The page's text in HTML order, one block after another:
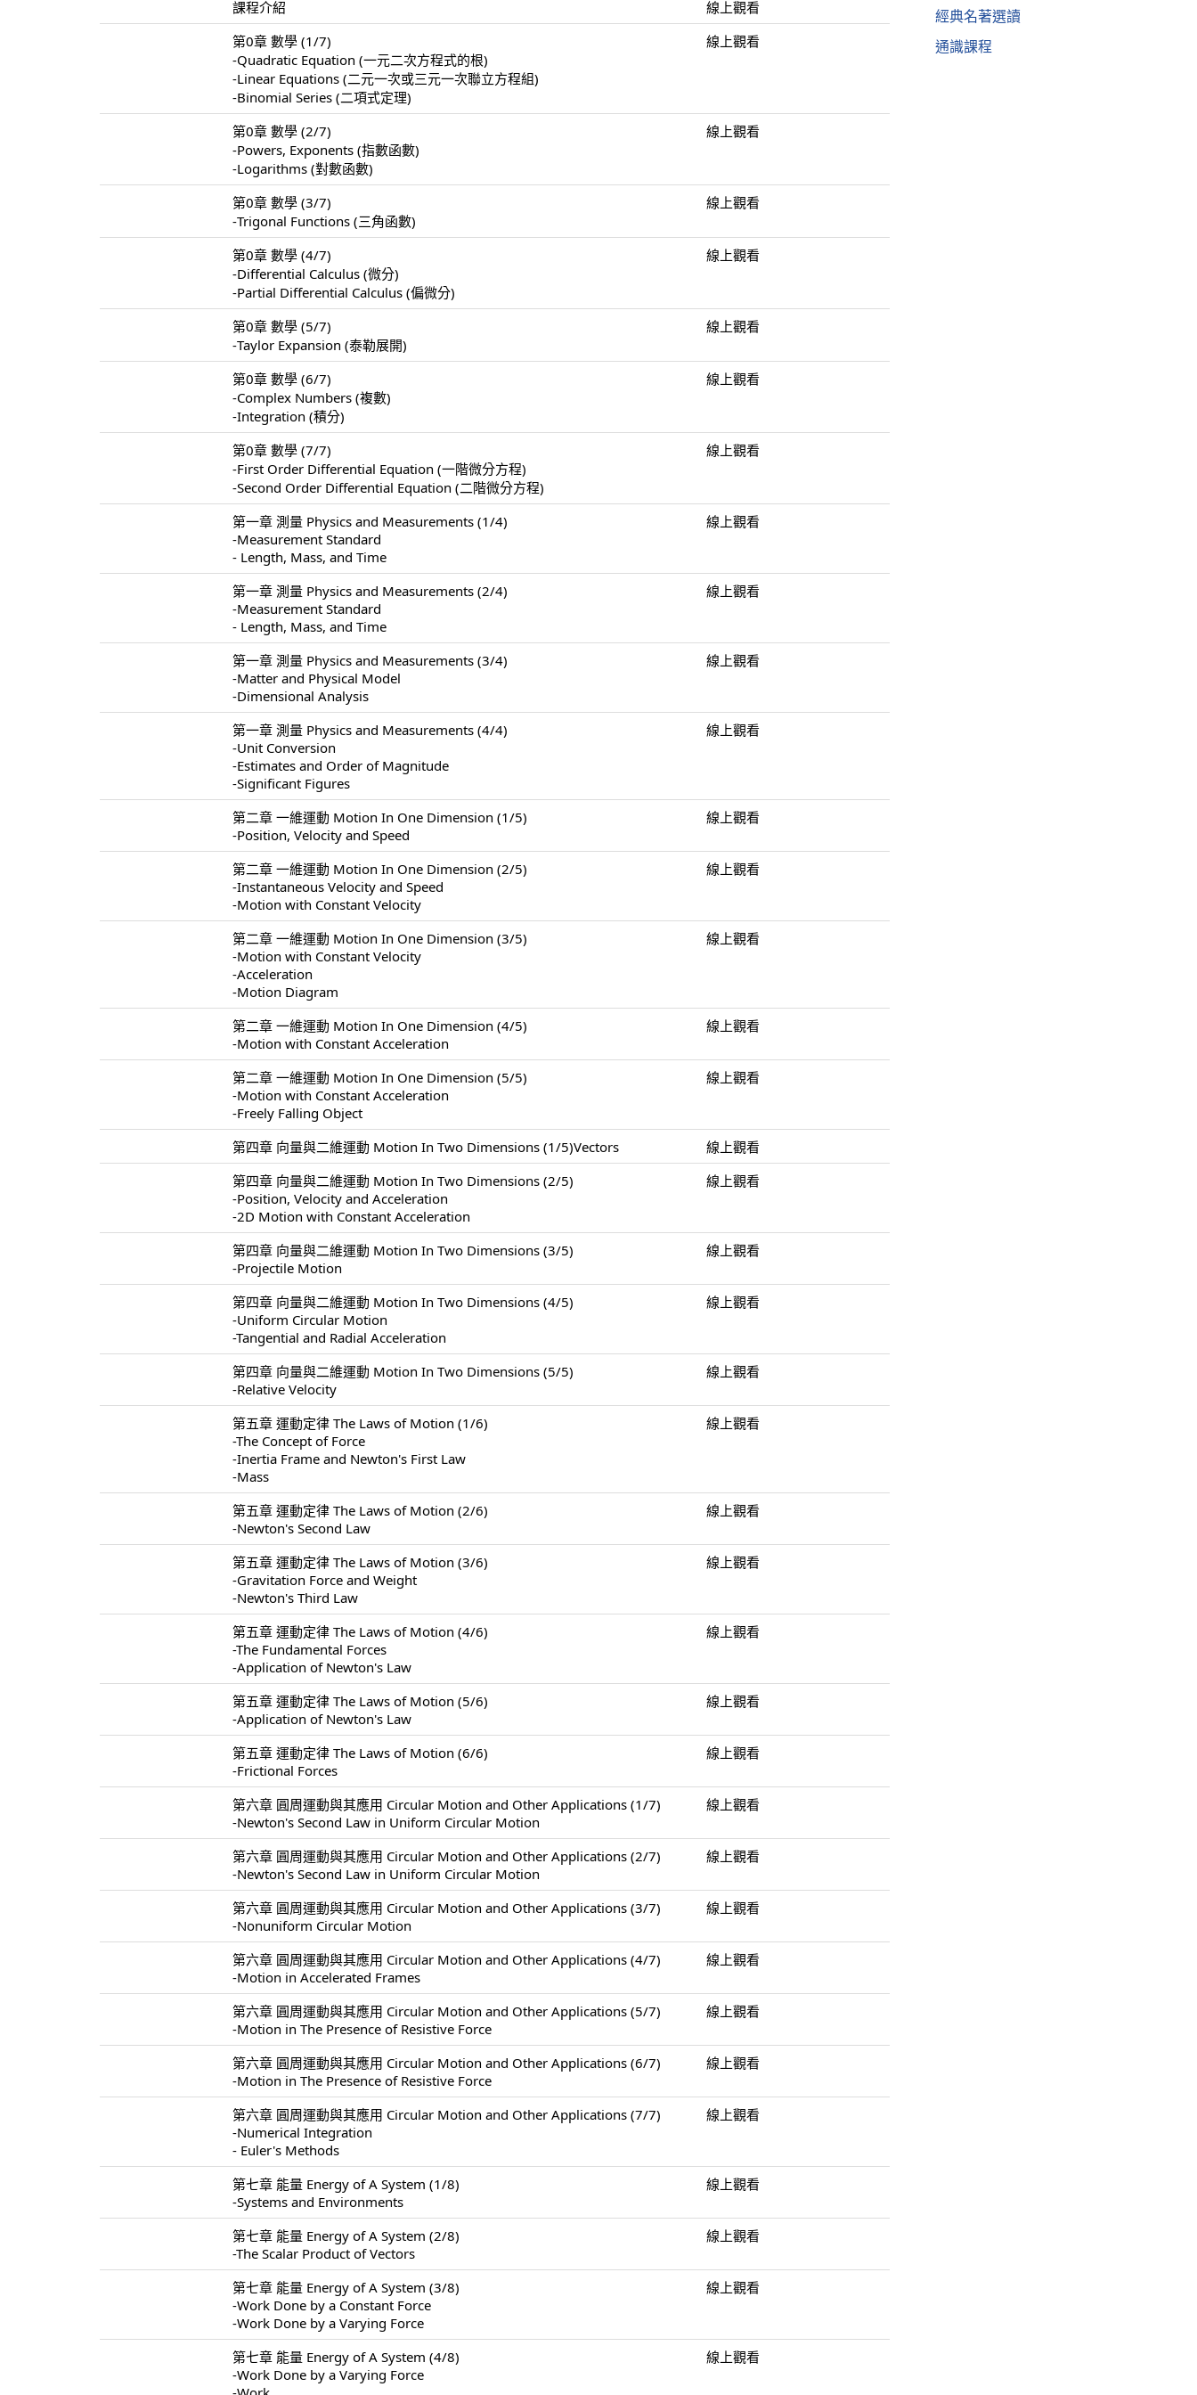
課程介紹
線上觀看
第0章 數學 (1/7)
-Quadratic Equation (一元二次方程式的根)
-Linear Equations (二元一次或三元一次聯立方程組)
-Binomial Series (二項式定理)
線上觀看
第0章 數學 (2/7)
-Powers, Exponents (指數函數)
-Logarithms (對數函數)
線上觀看
第0章 數學 (3/7)
-Trigonal Functions (三角函數)
線上觀看
第0章 數學 (4/7)
-Differential Calculus (微分)
-Partial Differential Calculus (偏微分)
線上觀看
第0章 數學 (5/7)
-Taylor Expansion (泰勒展開)
線上觀看
第0章 數學 (6/7)
-Complex Numbers (複數)
-Integration (積分)
線上觀看
第0章 數學 (7/7)
-First Order Differential Equation (一階微分方程)
-Second Order Differential Equation (二階微分方程)
線上觀看
第一章 測量 Physics and Measurements (1/4)
-Measurement Standard
- Length, Mass, and Time
線上觀看
第一章 測量 Physics and Measurements (2/4)
-Measurement Standard
- Length, Mass, and Time
線上觀看
第一章 測量 Physics and Measurements (3/4)
-Matter and Physical Model
-Dimensional Analysis
線上觀看
第一章 測量 Physics and Measurements (4/4)
-Unit Conversion
-Estimates and Order of Magnitude
-Significant Figures
線上觀看
第二章 一維運動 Motion In One Dimension (1/5)
-Position, Velocity and Speed
線上觀看
第二章 一維運動 Motion In One Dimension (2/5)
-Instantaneous Velocity and Speed
-Motion with Constant Velocity
線上觀看
第二章 一維運動 Motion In One Dimension (3/5)
-Motion with Constant Velocity
-Acceleration
-Motion Diagram
線上觀看
第二章 一維運動 Motion In One Dimension (4/5)
-Motion with Constant Acceleration
線上觀看
第二章 一維運動 Motion In One Dimension (5/5)
-Motion with Constant Acceleration
-Freely Falling Object
線上觀看
第四章 向量與二維運動 Motion In Two Dimensions (1/5)Vectors
線上觀看
第四章 向量與二維運動 Motion In Two Dimensions (2/5)
-Position, Velocity and Acceleration
-2D Motion with Constant Acceleration
線上觀看
第四章 向量與二維運動 Motion In Two Dimensions (3/5)
-Projectile Motion
線上觀看
第四章 向量與二維運動 Motion In Two Dimensions (4/5)
-Uniform Circular Motion
-Tangential and Radial Acceleration
線上觀看
第四章 向量與二維運動 Motion In Two Dimensions (5/5)
-Relative Velocity
線上觀看
第五章 運動定律 The Laws of Motion (1/6)
-The Concept of Force
-Inertia Frame and Newton's First Law
-Mass
線上觀看
第五章 運動定律 The Laws of Motion (2/6)
-Newton's Second Law
線上觀看
第五章 運動定律 The Laws of Motion (3/6)
-Gravitation Force and Weight
-Newton's Third Law
線上觀看
第五章 運動定律 The Laws of Motion (4/6)
-The Fundamental Forces
-Application of Newton's Law
線上觀看
第五章 運動定律 The Laws of Motion (5/6)
-Application of Newton's Law
線上觀看
第五章 運動定律 The Laws of Motion (6/6)
-Frictional Forces
線上觀看
第六章 圓周運動與其應用 Circular Motion and Other Applications (1/7)
-Newton's Second Law in Uniform Circular Motion
線上觀看
第六章 圓周運動與其應用 Circular Motion and Other Applications (2/7)
-Newton's Second Law in Uniform Circular Motion
線上觀看
第六章 圓周運動與其應用 Circular Motion and Other Applications (3/7)
-Nonuniform Circular Motion
線上觀看
第六章 圓周運動與其應用 Circular Motion and Other Applications (4/7)
-Motion in Accelerated Frames
線上觀看
第六章 圓周運動與其應用 Circular Motion and Other Applications (5/7)
-Motion in The Presence of Resistive Force
線上觀看
第六章 圓周運動與其應用 Circular Motion and Other Applications (6/7)
-Motion in The Presence of Resistive Force
線上觀看
第六章 圓周運動與其應用 Circular Motion and Other Applications (7/7)
-Numerical Integration
- Euler's Methods
線上觀看
第七章 能量 Energy of A System (1/8)
-Systems and Environments
線上觀看
第七章 能量 Energy of A System (2/8)
-The Scalar Product of Vectors
線上觀看
第七章 能量 Energy of A System (3/8)
-Work Done by a Constant Force
-Work Done by a Varying Force
線上觀看
第七章 能量 Energy of A System (4/8)
-Work Done by a Varying Force
線上觀看
經典名著選讀
通識課程